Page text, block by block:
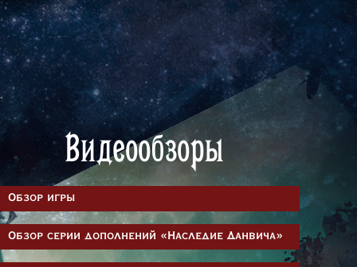
Видеообзоры
Обзор игры
Обзор серии дополнений «Наследие Данвича»